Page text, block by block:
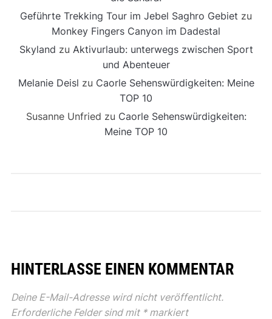
Geführte Trekking Tour im Jebel Saghro Gebiet zu
Monkey Fingers Canyon im Dadestal
Skyland zu Aktivurlaub: unterwegs zwischen Sport
und Abenteuer
Melanie Deisl zu Caorle Sehenswürdigkeiten: Meine
TOP 10
Susanne Unfried zu Caorle Sehenswürdigkeiten:
Meine TOP 10
HINTERLASSE EINEN KOMMENTAR
Deine E-Mail-Adresse wird nicht veröffentlicht.
Erforderliche Felder sind mit *markiert